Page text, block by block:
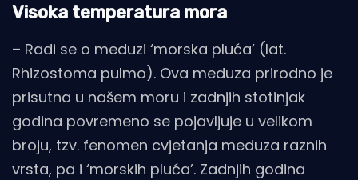
Visoka temperatura mora
– Radi se o meduzi ‘morska pluća’ (lat.
Rhizostoma pulmo). Ova meduza prirodno je
prisutna u našem moru i zadnjih stotinjak
godina povremeno se pojavljuje u velikom
broju, tzv. fenomen cvjetanja meduza raznih
vrsta, pa i ‘morskih pluća’. Zadnjih godina